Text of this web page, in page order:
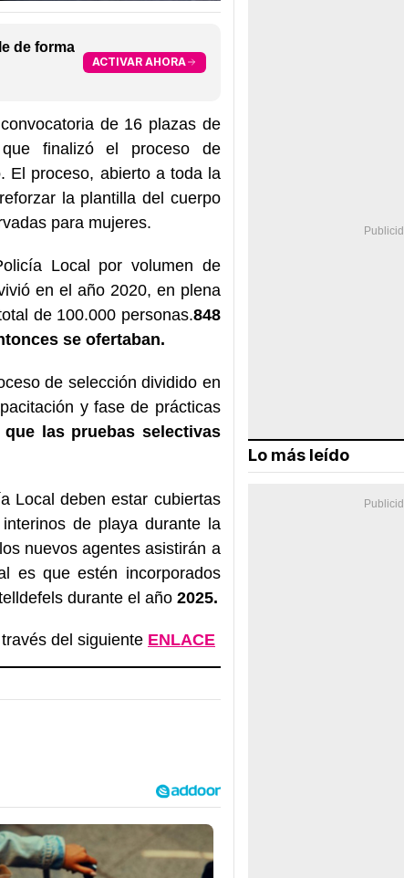
de forma
ACTIVAR AHORA
de 16 plazas de
finalizó el proceso de
. El proceso, abierto a toda la
la plantilla del cuerpo
para mujeres.
Local por volumen de
en el año 2020, en plena
de 100.000 personas.848
se ofertaban.
de selección dividido en
y fase de prácticas
que las pruebas selectivas
Local deben estar cubiertas
de playa durante la
nuevos agentes asistirán a
es que estén incorporados
durante el año 2025.
del siguiente ENLACE
Lo más leído